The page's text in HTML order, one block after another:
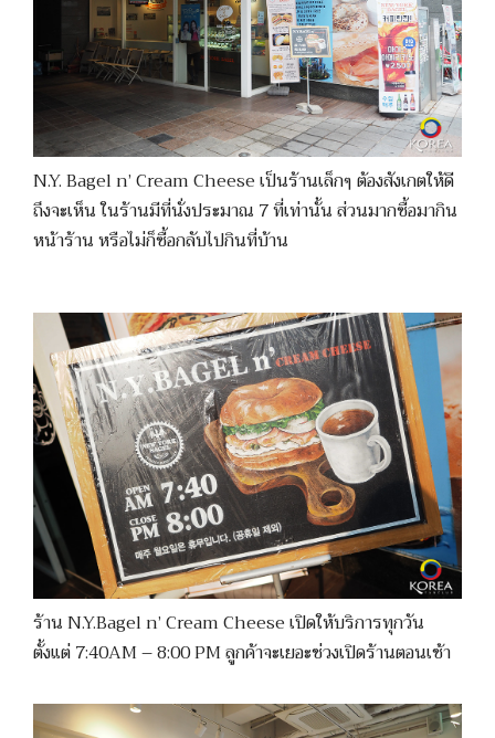
N.Y. Bagel n’ Cream Cheese เป็นร้านเล็กๆ ต้องสังเกตให้ดี
ถึงจะเห็น ในร้านมีที่นั่งประมาณ 7 ที่เท่านั้น ส่วนมากซื้อมากิน
หน้าร้าน หรือไม่ก็ซื้อกลับไปกินที่บ้าน
ร้าน N.Y.Bagel n’ Cream Cheese เปิดให้บริการทุกวัน
ตั้งแต่ 7:40AM – 8:00 PM ลูกค้าจะเยอะช่วงเปิดร้านตอนเช้า